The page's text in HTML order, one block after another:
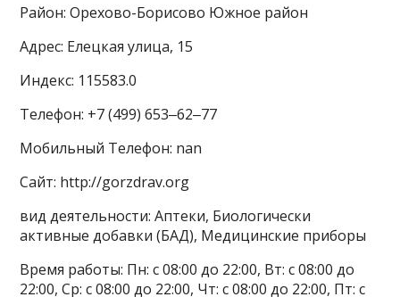
Район: Орехово-Борисово Южное район
Адрес: Елецкая улица, 15
Индекс: 115583.0
Телефон: +7 (499) 653‒62‒77
Мобильный Телефон: nan
Сайт: http://gorzdrav.org
вид деятельности: Аптеки, Биологически
активные добавки (БАД), Медицинские приборы
Время работы: Пн: с 08:00 до 22:00, Вт: с 08:00 до
22:00, Ср: с 08:00 до 22:00, Чт: с 08:00 до 22:00, Пт: с